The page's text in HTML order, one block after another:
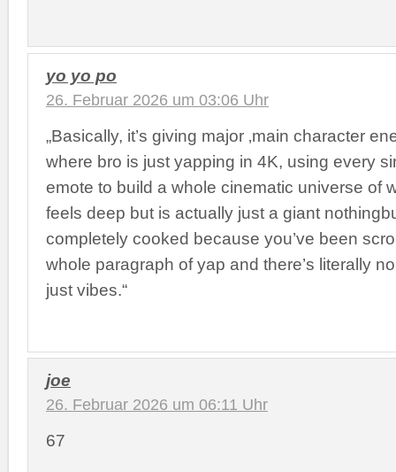
yo yo po
26. Februar 2026 um 03:06 Uhr
„Basically, it’s giving major ‚main character
where bro is just yapping in 4K, using every
emote to build a whole cinematic universe of
feels deep but is actually just a giant
completely cooked because you’ve been
whole paragraph of yap and there’s literally
just vibes.“
joe
26. Februar 2026 um 06:11 Uhr
67